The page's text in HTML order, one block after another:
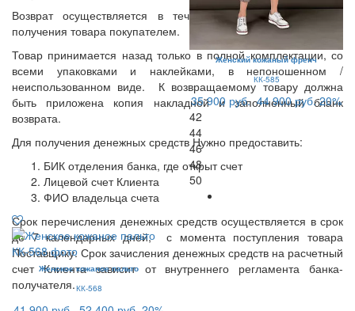
Возврат осуществляется в течении 14 дней с момента
получения товара покупателем.
Товар принимается назад только в полной комплектации, со
всеми упаковками и наклейками, в непоношенном /
неиспользованном виде. К возвращаемому товару должна
быть приложена копия накладной и заполненный бланк
возврата.
Для получения денежных средств Нужно предоставить:
БИК отделения банка, где открыт счет
Лицевой счет Клиента
ФИО владельца счета
Срок перечисления денежных средств осуществляется в срок
до 7 календарных дней, с момента поступления товара
Поставщику. Срок зачисления денежных средств на расчетный
счет Клиента зависит от внутреннего регламента банка-
получателя.
Женский кожаный френч
КК-585
35 900 руб. 44 900 руб. 20%
42
44
46
48
50
Женское кожаное пальто
КК-568